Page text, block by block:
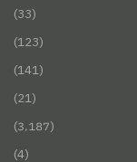
(33)
(123)
(141)
(21)
(3٬187)
(4)